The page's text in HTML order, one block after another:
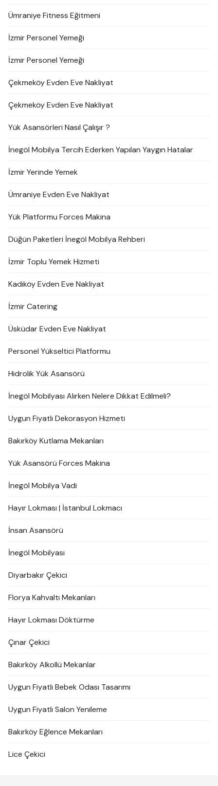
Ümraniye Fitness Eğitmeni
İzmir Personel Yemeği
İzmir Personel Yemeği
Çekmeköy Evden Eve Nakliyat
Çekmeköy Evden Eve Nakliyat
Yük Asansörleri Nasıl Çalışır ?
İnegöl Mobilya Tercih Ederken Yapılan Yaygın Hatalar
İzmir Yerinde Yemek
Ümraniye Evden Eve Nakliyat
Yük Platformu Forces Makina
Düğün Paketleri İnegöl Mobilya Rehberi
İzmir Toplu Yemek Hizmeti
Kadıköy Evden Eve Nakliyat
İzmir Catering
Üsküdar Evden Eve Nakliyat
Personel Yükseltici Platformu
Hidrolik Yük Asansörü
İnegöl Mobilyası Alırken Nelere Dikkat Edilmeli?
Uygun Fiyatlı Dekorasyon Hizmeti
Bakırköy Kutlama Mekanları
Yük Asansörü Forces Makina
İnegöl Mobilya Vadi
Hayır Lokması | İstanbul Lokmacı
İnsan Asansörü
İnegöl Mobilyası
Diyarbakır Çekici
Florya Kahvaltı Mekanları
Hayır Lokması Döktürme
Çınar Çekici
Bakırköy Alkollü Mekanlar
Uygun Fiyatlı Bebek Odası Tasarımı
Uygun Fiyatlı Salon Yenileme
Bakırköy Eğlence Mekanları
Lice Çekici